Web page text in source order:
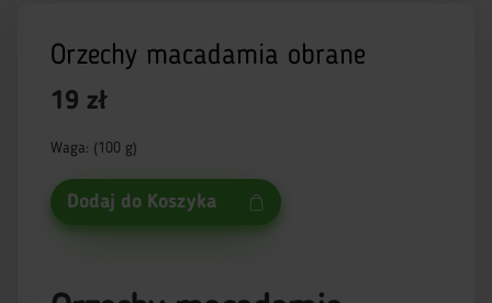
Orzechy macadamia obrane
19 zł
Waga: (100 g)
Dodaj do Koszyka